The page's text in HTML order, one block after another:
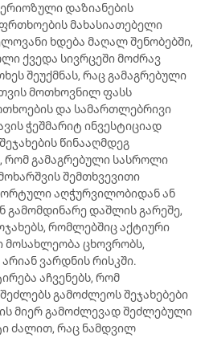
დაზიანების
მახასიათებელი
ხდება მაღალ შენობებში,
ქვედა სივრცეში მოძრავ
შეუქმნას, რაც გამაგრებული
მოთხოვნილ ფასს
და სამართლებრივი
ჭეშმარიტ ინვესტიციად
წინააღმდეგ
რომ გამაგრებული სასროლი
შემთხვევითი
აღჭურვილობიდან ან
გამომდინარე დაშლის გარეშე,
რომლებშიც აქტიური
მოსახლეობა ცხოვრობს,
ვარდნის რისკში.
აჩვენებს, რომ
გამოძლეოს შეჯახებები
მიერ გამოძლევად შეძლებული
ძალით, რაც ნამდვილ